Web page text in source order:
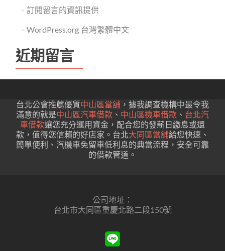
訂閱留言的資訊提供
WordPress.org 台灣繁體中文
近期留言
台北公會推薦優質中山區當舖 ，據我調查機構中最令我
滿意的就是中山區汽車借款 、 中山區機車借款 、 台北汽
車借款讓您充分運用資金，配合您的發薪日繳息或還
款，值得您信賴的好店家。台北大同區當舖給您快速、
簡單便利、汽機車免留車低利息的典當流程，安全可靠
的借款管道。
公司地址：
台北市大同區重慶北路二段150號